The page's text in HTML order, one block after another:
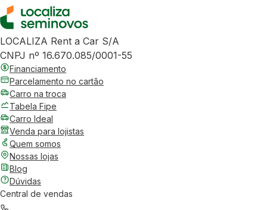
LOCALIZA Rent a Car S/A
CNPJ nº 16.670.085/0001-55
Financiamento
Parcelamento no cartão
Carro na troca
Tabela Fipe
Carro Ideal
Venda para lojistas
Quem somos
Nossas lojas
Blog
Dúvidas
Central de vendas